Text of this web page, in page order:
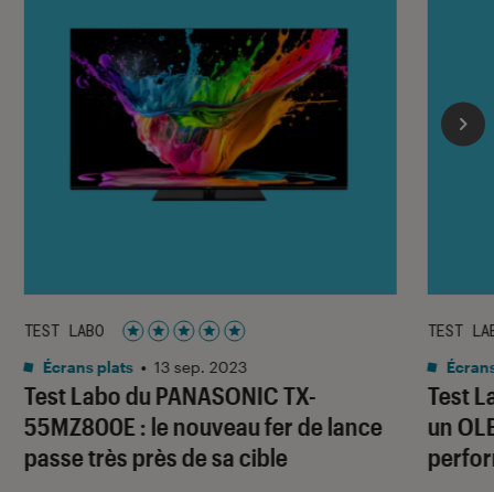
Test Labo du PANASONIC TX-
55MZ800E : le nouveau fer de lance
passe très près de sa cible
TEST LABO
Noté 5 étoiles sur 5
Écrans plats • 13 sep. 2023
Test
un
TEST